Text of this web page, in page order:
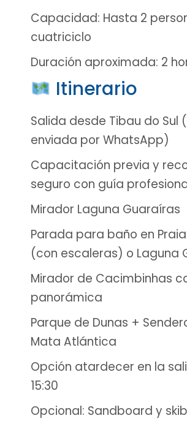
Capacidad: Hasta 2
cuatriciclo
Duración aproximada: 2
Itinerario
Salida desde Tibau do Sul
enviada por WhatsApp)
Capacitación previa y
seguro con guía
Mirador Laguna Guaraíras
Parada para baño en
(con escaleras) o Laguna
Mirador de Cacimbinhas
panorámica
Parque de Dunas +
Mata Atlántica
Opción atardecer en la
15:30
Opcional: Sandboard y